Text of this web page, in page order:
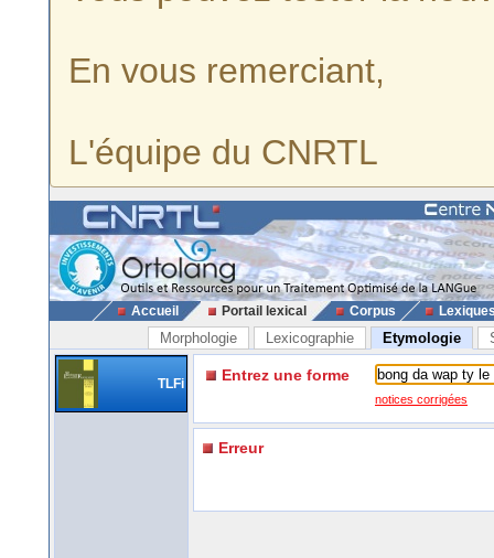
En vous remerciant,
L'équipe du CNRTL
Accueil Portail lexical Corpus
Morphologie Lexicographie Etymologie
TLFi Entrez une forme
notices corrigées
Erreur